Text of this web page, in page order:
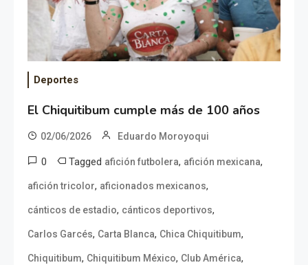
Deportes
El Chiquitibum cumple más de 100 años
02/06/2026 Eduardo Moroyoqui
0 Tagged afición futbolera, afición mexicana,
afición tricolor, aficionados mexicanos,
cánticos de estadio, cánticos deportivos,
Carlos Garcés, Carta Blanca, Chica Chiquitibum,
Chiquitibum, Chiquitibum México, Club América,